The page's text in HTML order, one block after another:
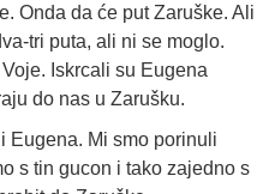
Onda da će put Zaruške. Ali
tri puta, ali ni se moglo.
Iskrcali su Eugena
do nas u Zarušku.
Eugena. Mi smo porinuli
s tin gucon i tako zajedno s